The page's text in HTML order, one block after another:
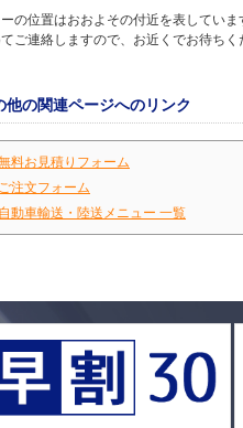
の位置はおおよその付近を表していま
ご連絡しますので、お近くでお待ちく
他の関連ページへのリンク
料お見積りフォーム
ご注文フォーム
自動車輸送・陸送メニュー 一覧